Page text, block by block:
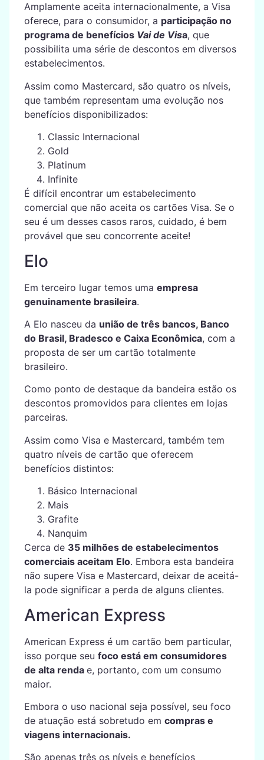
Amplamente aceita internacionalmente, a Visa
oferece, para o consumidor, a participação no
programa de benefíciosVai de Visa, que
possibilita uma série de descontos em diversos
estabelecimentos.
Assim como Mastercard, são quatro os níveis,
que também representam uma evolução nos
benefícios disponibilizados:
Classic Internacional
Gold
Platinum
Infinite
É difícil encontrar um estabelecimento
comercial que não aceita os cartões Visa. Se o
seu é um desses casos raros, cuidado, é bem
provável que seu concorrente aceite!
Elo
Em terceiro lugar temos uma empresa
genuinamente brasileira.
A Elo nasceu da união de três bancos, Banco
do Brasil, Bradesco e Caixa Econômica, com a
proposta de ser um cartão totalmente
brasileiro.
Como ponto de destaque da bandeira estão os
descontos promovidos para clientes em lojas
parceiras.
Assim como Visa e Mastercard, também tem
quatro níveis de cartão que oferecem
benefícios distintos:
Básico Internacional
Mais
Grafite
Nanquim
Cerca de 35 milhões de estabelecimentos
comerciais aceitam Elo. Embora esta bandeira
não supere Visa e Mastercard, deixar de aceitá-
la pode significar a perda de alguns clientes.
American Express
American Express é um cartão bem particular,
isso porque seu foco está em consumidores
de alta renda e, portanto, com um consumo
maior.
Embora o uso nacional seja possível, seu foco
de atuação está sobretudo em compras e
viagens internacionais.
São apenas três os níveis e benefícios